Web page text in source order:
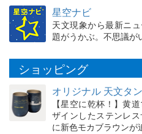
星空ナビ
天文現象から最新ニ
題がうかぶ。不思議が
ショッピング
オリジナル 天文タ
【星空に乾杯！】黄
ザインしたステンレ
に新色モカブラウンが